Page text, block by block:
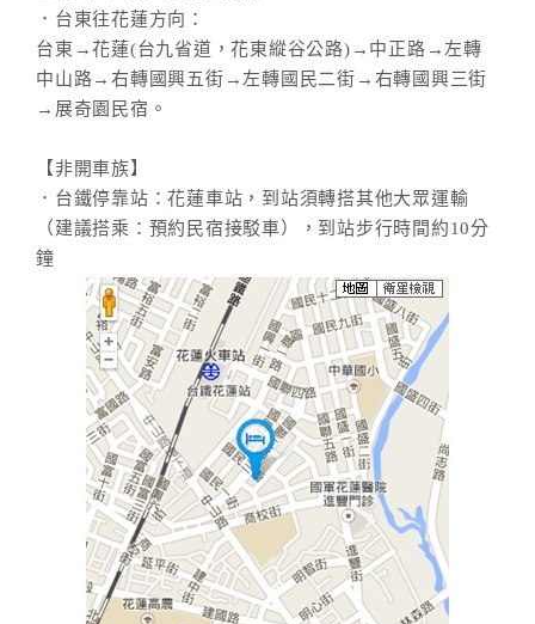
．台東往花蓮方向：
台東→花蓮(台九省道，花東縱谷公路)→中正路→左轉
中山路→右轉國興五街→左轉國民二街→右轉國興三街
→展奇園民宿。
【非開車族】
．台鐵停靠站：花蓮車站，到站須轉搭其他大眾運輸
（建議搭乘：預約民宿接駁車），到站步行時間約10分
鐘